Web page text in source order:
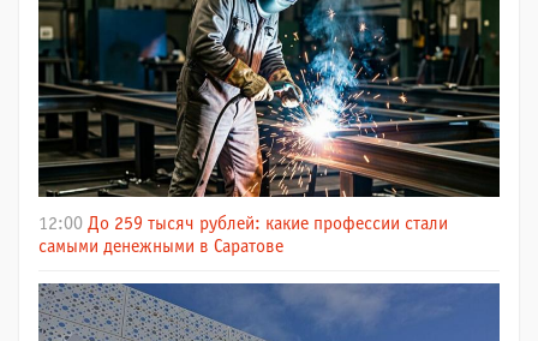
12:00 До 259 тысяч рублей: какие профессии стали
самыми денежными в Саратове